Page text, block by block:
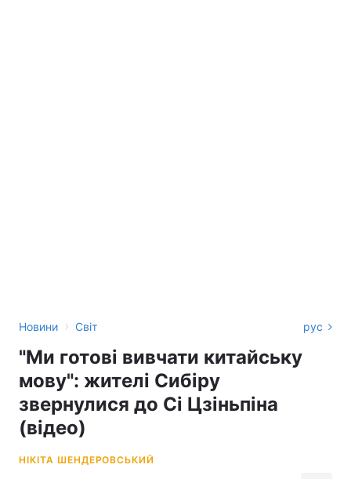
Новини › Світ рус
"Ми готові вивчати китайську
мову": жителі Сибіру
звернулися до Сі Цзіньпіна
(відео)
НІКІТА ШЕНДЕРОВСЬКИЙ